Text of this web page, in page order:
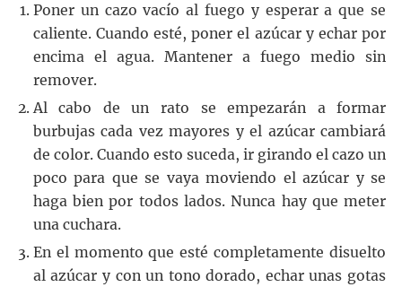
Poner un cazo vacío al fuego y esperar a que se
caliente. Cuando esté, poner el azúcar y echar por
encima el agua. Mantener a fuego medio sin
remover.
Al cabo de un rato se empezarán a formar
burbujas cada vez mayores y el azúcar cambiará
de color. Cuando esto suceda, ir girando el cazo un
poco para que se vaya moviendo el azúcar y se
haga bien por todos lados. Nunca hay que meter
una cuchara.
En el momento que esté completamente disuelto
al azúcar y con un tono dorado, echar unas gotas